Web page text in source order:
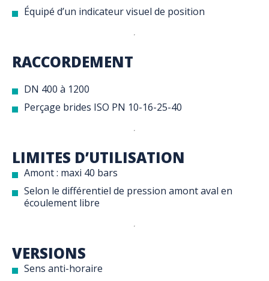
Équipé d’un indicateur visuel de position
RACCORDEMENT
DN 400 à 1200
Perçage brides ISO PN 10-16-25-40
LIMITES D’UTILISATION
Amont : maxi 40 bars
Selon le différentiel de pression amont aval en
écoulement libre
VERSIONS
Sens anti-horaire